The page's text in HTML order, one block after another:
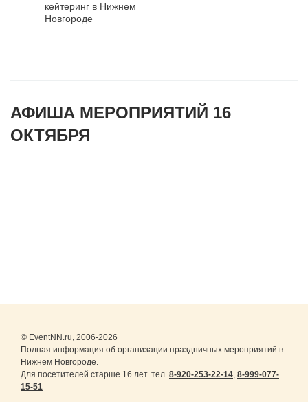
кейтеринг в Нижнем
Новгороде
АФИША МЕРОПРИЯТИЙ 16
ОКТЯБРЯ
© EventNN.ru, 2006-2026
Полная информация об организации праздничных мероприятий в
Нижнем Новгороде.
Для посетителей старше 16 лет. тел. 8-920-253-22-14, 8-999-077-
15-51